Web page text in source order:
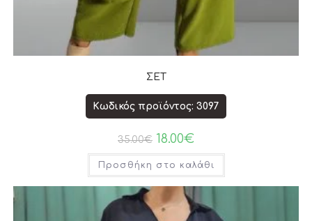
ΣΕΤ
Κωδικός προϊόντος: 3097
35.00€ 18.00€
Προσθήκη στο καλάθι